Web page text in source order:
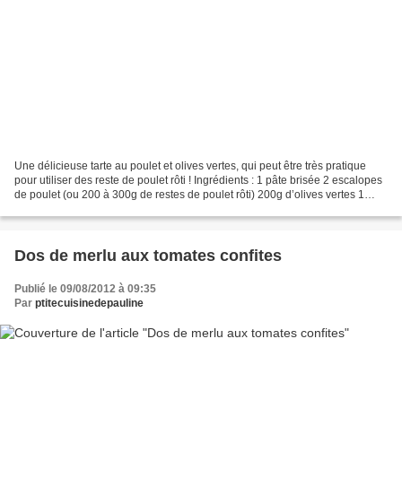
Une délicieuse tarte au poulet et olives vertes, qui peut être très pratique
pour utiliser des reste de poulet rôti ! Ingrédients : 1 pâte brisée 2 escalopes
de poulet (ou 200 à 300g de restes de poulet rôti) 200g d’olives vertes 1
Dos de merlu aux tomates confites
Publié le 09/08/2012 à 09:35
Par ptitecuisinedepauline